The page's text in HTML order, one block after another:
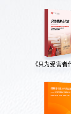
《只为受害者